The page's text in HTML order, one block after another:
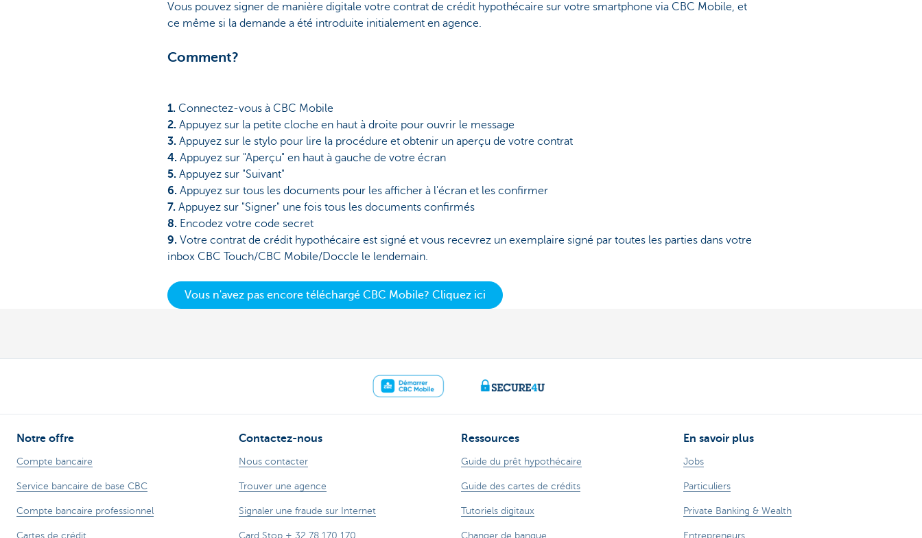
Vous pouvez signer de manière digitale votre contrat de crédit hypothécaire sur votre smartphone via CBC Mobile, et
ce même si la demande a été introduite initialement en agence.
Comment?
1. Connectez-vous à CBC Mobile
2. Appuyez sur la petite cloche en haut à droite pour ouvrir le message
3. Appuyez sur le stylo pour lire la procédure et obtenir un aperçu de votre contrat
4. Appuyez sur "Aperçu" en haut à gauche de votre écran
5. Appuyez sur "Suivant"
6. Appuyez sur tous les documents pour les afficher à l'écran et les confirmer
7. Appuyez sur "Signer" une fois tous les documents confirmés
8. Encodez votre code secret
9. Votre contrat de crédit hypothécaire est signé et vous recevrez un exemplaire signé par toutes les parties dans votre
inbox CBC Touch/CBC Mobile/Doccle le lendemain.
Vous n'avez pas encore téléchargé CBC Mobile? Cliquez ici
Notre offre
Compte bancaire
Service bancaire de base CBC
Compte bancaire professionnel
Cartes de crédit
Contactez-nous
Nous contacter
Trouver une agence
Signaler une fraude sur Internet
Card Stop + 32 78 170 170
Ressources
Guide du prêt hypothécaire
Guide des cartes de crédits
Tutoriels digitaux
Changer de banque
En savoir plus
Jobs
Particuliers
Private Banking & Wealth
Entrepreneurs